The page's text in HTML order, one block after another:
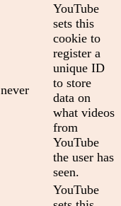
never
YouTube
sets this
cookie to
register a
unique ID
to store
data on
what videos
from
YouTube
the user has
seen.
YouTube